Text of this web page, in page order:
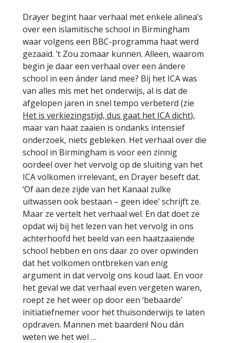
Drayer begint haar verhaal met enkele alinea’s
over een islamitische school in Birmingham
waar volgens een BBC-programma haat werd
gezaaid. ’t Zou zomaar kunnen. Alleen, waarom
begin je daar een verhaal over een ándere
school in een ánder land mee? Bij het ICA was
van alles mis met het onderwijs, al is dat de
afgelopen jaren in snel tempo verbeterd (zie
Het is verkiezingstijd, dus gaat het ICA dicht),
maar van haat zaaien is ondanks intensief
onderzoek, niets gebleken. Het verhaal over die
school in Birmingham is voor een zinnig
oordeel over het vervolg op de sluiting van het
ICA volkomen irrelevant, en Drayer beseft dat.
‘Of aan deze zijde van het Kanaal zulke
uitwassen ook bestaan – geen idee’ schrijft ze.
Maar ze vertelt het verhaal wel. En dat doet ze
opdat wij bij het lezen van het vervolg in ons
achterhoofd het beeld van een haatzaaiende
school hebben en ons daar zo over opwinden
dat het volkomen ontbreken van enig
argument in dat vervolg ons koud laat. En voor
het geval we dat verhaal even vergeten waren,
roept ze het weer op door een ‘bebaarde’
initiatiefnemer voor het thuisonderwijs te laten
opdraven. Mannen met baarden! Nou dán
weten we het wel …